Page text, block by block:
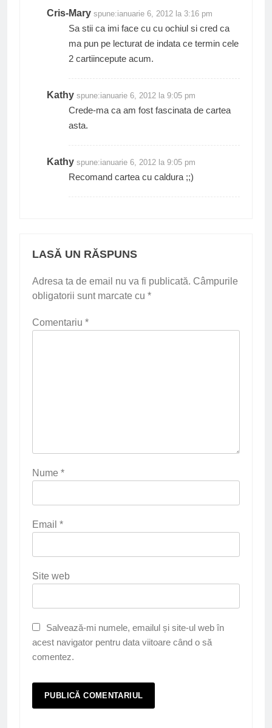
Cris-Mary spune:ianuarie 6, 2012 la 3:16 pm
Sa stii ca imi face cu cu ochiul si cred ca
ma pun pe lecturat de indata ce termin cele
2 cartiincepute acum.
Kathy spune:ianuarie 6, 2012 la 9:05 pm
Crede-ma ca am fost fascinata de cartea
asta.
Kathy spune:ianuarie 6, 2012 la 9:05 pm
Recomand cartea cu caldura ;;)
LASĂ UN RĂSPUNS
Adresa ta de email nu va fi publicată. Câmpurile
obligatorii sunt marcate cu *
Comentariu *
Nume *
Email *
Site web
Salvează-mi numele, emailul și site-ul web în
acest navigator pentru data viitoare când o să
comentez.